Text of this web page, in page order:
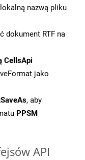
nazwą pliku
dokument RTF na
CellsApi
jako
, aby
PPSM
API